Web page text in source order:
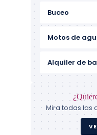
Buceo
Motos de
Alquiler de
Mira todas las